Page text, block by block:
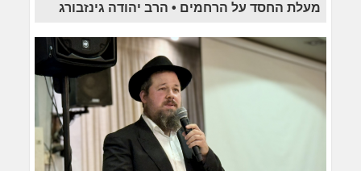
מעלת החסד על הרחמים • הרב יהודה גינזבורג